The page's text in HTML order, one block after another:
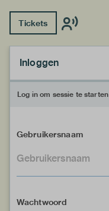
Tickets
Inloggen
Log in om sessie te starten
Gebruikersnaam
Wachtwoord